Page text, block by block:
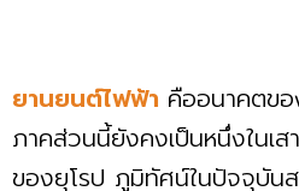
ยานยนต์ไฟฟ้า คืออนาคตข
ภาคส่วนนี้ยังคงเป็นหนึ่งในเ
ของยุโรป ภูมิทัศน์ในปัจจุบันส